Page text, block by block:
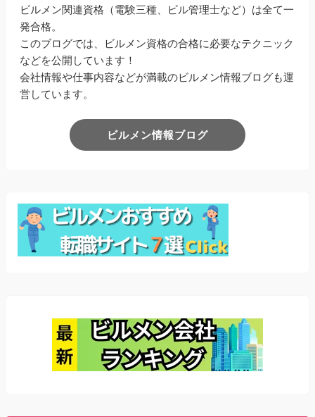
ビルメン関連資格（電験三種、ビル管理士など）は全て一
発合格。
このブログでは、ビルメン資格の合格に必要なテクニック
などを公開しています！
会社情報や仕事内容などが満載のビルメン情報ブログも運
営しています。
ビルメン情報ブログ